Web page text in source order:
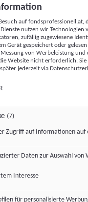
von Werbeleistung
Kennungen (z. B. login-
mit anderen
usw.) auf
werden, um es
App oder einer Webseite
der hier aufgeführten
auf
nutzen wir Technologien
zufällig zugewiesene
Gerät gespeichert oder
von Werbeleistung
Website nicht erforderlich.
jederzeit via
(7)
Zugriff auf Informationen auf
Daten zur Auswahl von
Interesse
für personalisierte